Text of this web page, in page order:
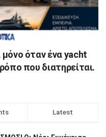
μόνο όταν ένα yacht
που διατηρείται.
Latest